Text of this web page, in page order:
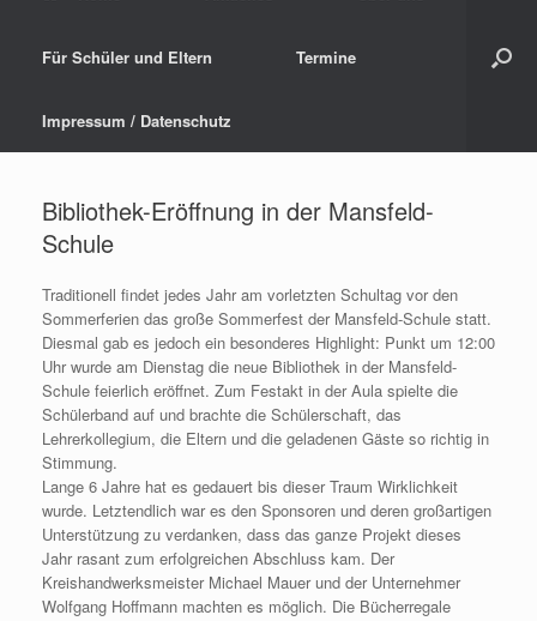
Für Schüler und Eltern Termine
Impressum / Datenschutz
Bibliothek-Eröffnung in der Mansfeld-
Schule
Traditionell findet jedes Jahr am vorletzten Schultag vor den
Sommerferien das große Sommerfest der Mansfeld-Schule statt.
Diesmal gab es jedoch ein besonderes Highlight: Punkt um 12:00
Uhr wurde am Dienstag die neue Bibliothek in der Mansfeld-
Schule feierlich eröffnet. Zum Festakt in der Aula spielte die
Schülerband auf und brachte die Schülerschaft, das
Lehrerkollegium, die Eltern und die geladenen Gäste so richtig in
Stimmung.
Lange 6 Jahre hat es gedauert bis dieser Traum Wirklichkeit
wurde. Letztendlich war es den Sponsoren und deren großartigen
Unterstützung zu verdanken, dass das ganze Projekt dieses
Jahr rasant zum erfolgreichen Abschluss kam. Der
Kreishandwerksmeister Michael Mauer und der Unternehmer
Wolfgang Hoffmann machten es möglich. Die Bücherregale